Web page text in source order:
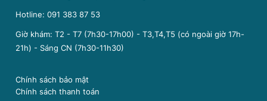
Hotline:091 383 87 53
Giờ khám: T2 - T7 (7h30-17h00) - T3,T4,T5 (có ngoài giờ 17h-
21h) - Sáng CN (7h30-11h30)
Chính sách bảo mật
Chính sách thanh toán